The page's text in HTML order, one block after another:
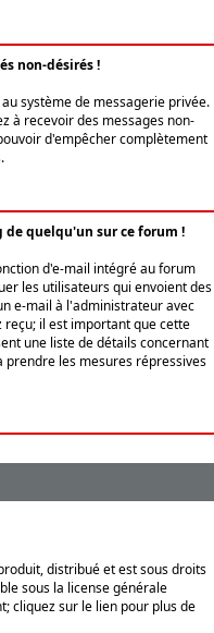
non-désirés !
système de messagerie privée.
à recevoir des messages non-
d'empêcher complètement
de quelqu'un sur ce forum !
d'e-mail intégré au forum
les utilisateurs qui envoient des
e-mail à l'administrateur avec
reçu; il est important que cette
une liste de détails concernant
les mesures répressives
distribué et est sous droits
sous la license générale
cliquez sur le lien pour plus de